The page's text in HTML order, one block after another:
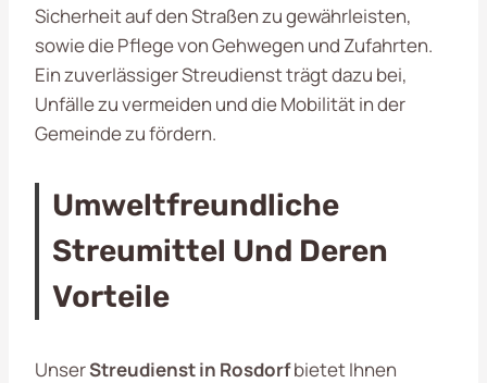
Sicherheit auf den Straßen zu gewährleisten,
sowie die Pflege von Gehwegen und Zufahrten.
Ein zuverlässiger Streudienst trägt dazu bei,
Unfälle zu vermeiden und die Mobilität in der
Gemeinde zu fördern.
Umweltfreundliche
Streumittel Und Deren
Vorteile
UnserStreudienst in Rosdorfbietet Ihnen